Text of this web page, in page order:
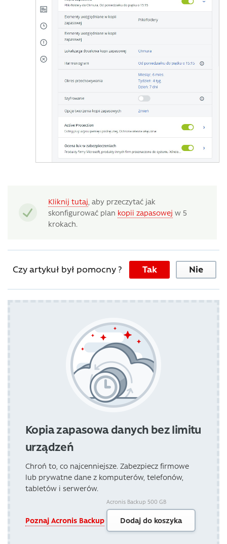
Kliknij tutaj , aby przeczytać jak
skonfigurować plan kopii zapasowej w 5
krokach.
Czy artykuł był pomocny ? Tak Nie
Kopia zapasowa danych bez limitu
urządzeń
Chroń to, co najcenniejsze. Zabezpiecz firmowe
lub prywatne dane z komputerów, telefonów,
tabletów i serwerów.
Poznaj Acronis Backup
Acronis Backup 500 GB
Dodaj do koszyka